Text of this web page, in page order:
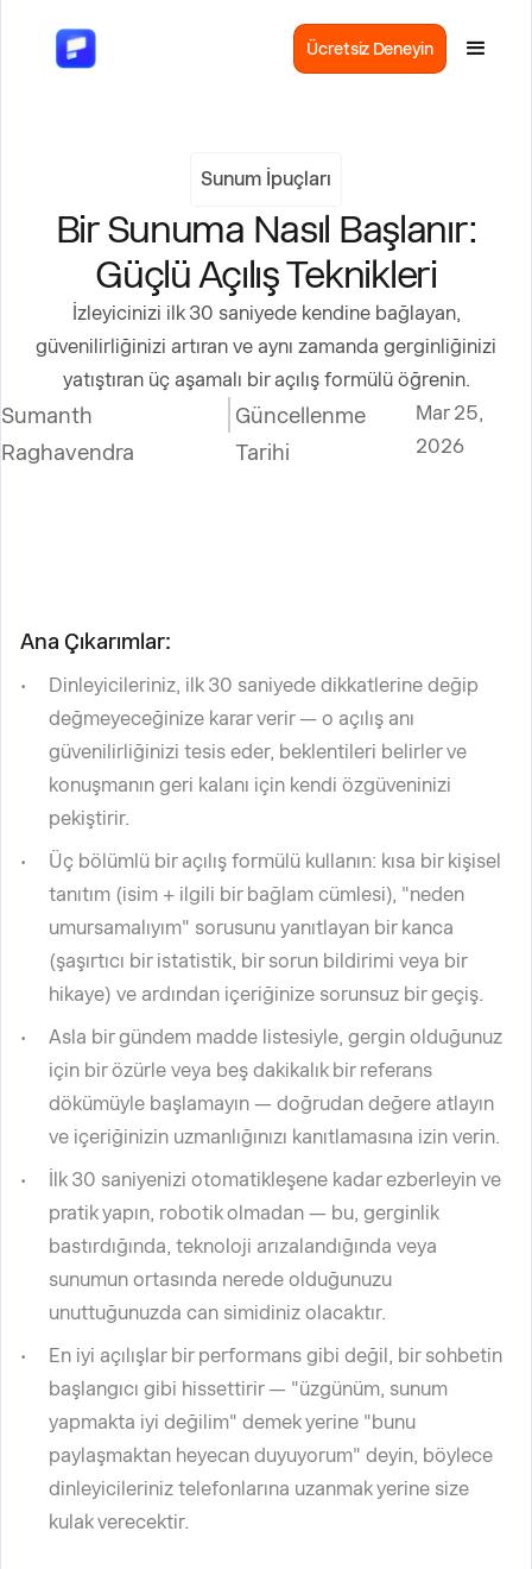
Ücretsiz Deneyin
Sunum İpuçları
Bir Sunuma Nasıl Başlanır:
Güçlü Açılış Teknikleri
İzleyicinizi ilk 30 saniyede kendine bağlayan,
güvenilirliğinizi artıran ve aynı zamanda gerginliğinizi
yatıştıran üç aşamalı bir açılış formülü öğrenin.
Sumanth
Raghavendra
Güncellenme
Tarihi
Mar 25,
2026
Ana Çıkarımlar:
Dinleyicileriniz, ilk 30 saniyede dikkatlerine değip
değmeyeceğinize karar verir — o açılış anı
güvenilirliğinizi tesis eder, beklentileri belirler ve
konuşmanın geri kalanı için kendi özgüveninizi
pekiştirir.
Üç bölümlü bir açılış formülü kullanın: kısa bir kişisel
tanıtım (isim + ilgili bir bağlam cümlesi), "neden
umursamalıyım" sorusunu yanıtlayan bir kanca
(şaşırtıcı bir istatistik, bir sorun bildirimi veya bir
hikaye) ve ardından içeriğinize sorunsuz bir geçiş.
Asla bir gündem madde listesiyle, gergin olduğunuz
için bir özürle veya beş dakikalık bir referans
dökümüyle başlamayın — doğrudan değere atlayın
ve içeriğinizin uzmanlığınızı kanıtlamasına izin verin.
İlk 30 saniyenizi otomatikleşene kadar ezberleyin ve
pratik yapın, robotik olmadan — bu, gerginlik
bastırdığında, teknoloji arızalandığında veya
sunumun ortasında nerede olduğunuzu
unuttuğunuzda can simidiniz olacaktır.
En iyi açılışlar bir performans gibi değil, bir sohbetin
başlangıcı gibi hissettirir — "üzgünüm, sunum
yapmakta iyi değilim" demek yerine "bunu
paylaşmaktan heyecan duyuyorum" deyin, böylece
dinleyicileriniz telefonlarına uzanmak yerine size
kulak verecektir.